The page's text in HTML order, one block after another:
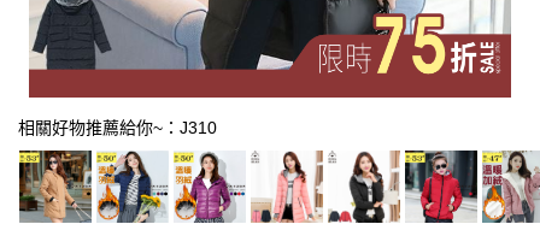
相關好物推薦給你~：J310